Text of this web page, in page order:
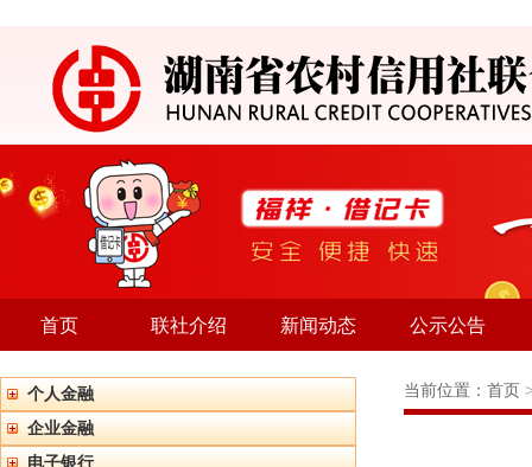
首页 联社介绍 新闻动态 公示公告
个人金融
企业金融
电子银行
当前位置： 首页